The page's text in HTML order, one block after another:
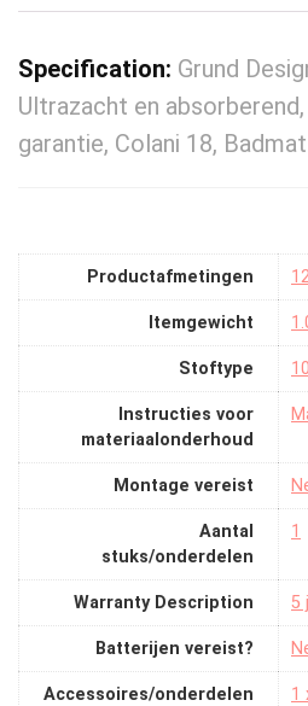
Specification: Grund
Ultrazacht en
garantie, Colani 18,
Productafmetingen
Itemgewicht
Stoftype
Instructies voor
materiaalonderhoud
Montage vereist
Aantal
stuks/onderdelen
‎1
Warranty Description ‎5
Batterijen vereist?
Accessoires/onderdelen ‎1